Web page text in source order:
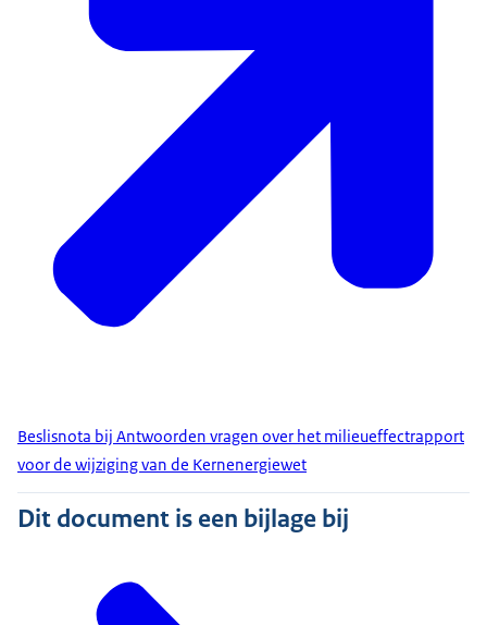
Beslisnota bij Antwoorden vragen over het milieueffectrapport
voor de wijziging van de Kernenergiewet
Dit document is een bijlage bij